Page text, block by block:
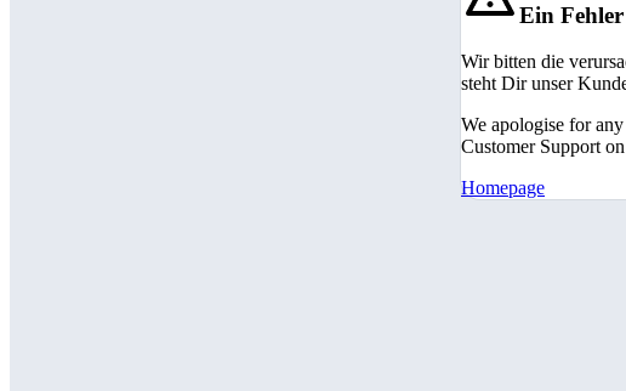
Ein
Wir bitten die
steht Dir unser
We apologise for
Customer Support
Homepage